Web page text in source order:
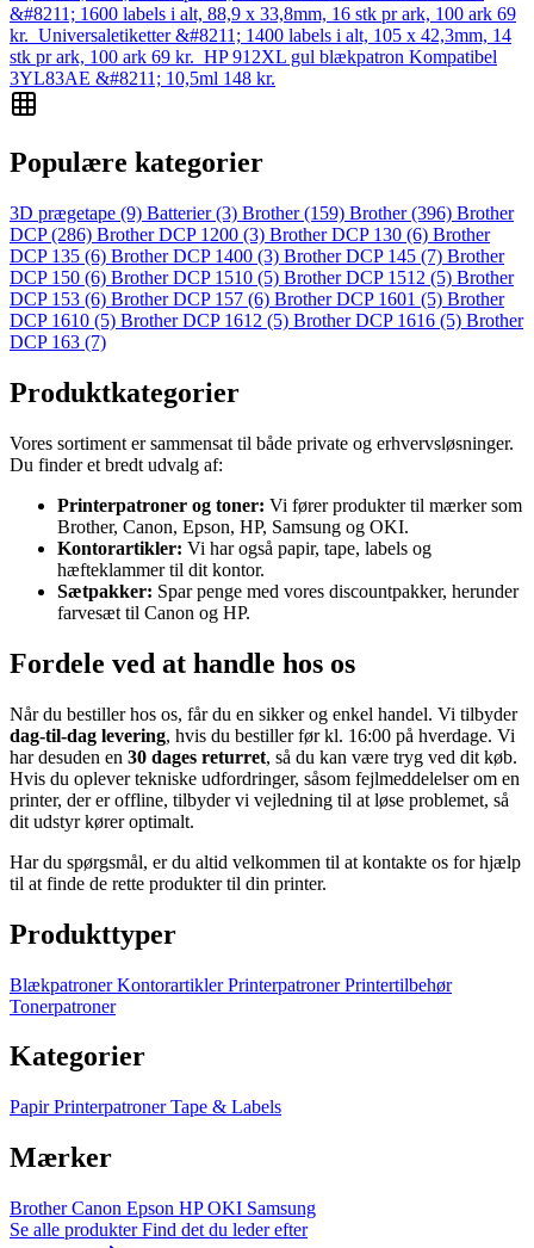
&#8211; 1600 labels i alt, 88,9 x 33,8mm, 16 stk pr ark, 100 ark 69
kr. Universaletiketter &#8211; 1400 labels i alt, 105 x 42,3mm, 14
stk pr ark, 100 ark 69 kr. HP 912XL gul blækpatron Kompatibel
3YL83AE &#8211; 10,5ml 148 kr.
Populære kategorier
3D prægetape (9) Batterier(3) Brother(159) Brother(396) Brother
DCP(286) Brother DCP 1200 (3) Brother DCP 130 (6) Brother
DCP 135 (6) Brother DCP 1400 (3) Brother DCP 145 (7) Brother
DCP 150 (6) Brother DCP 1510 (5) Brother DCP 1512 (5) Brother
DCP 153 (6) Brother DCP 157 (6) Brother DCP 1601 (5) Brother
DCP 1610 (5) Brother DCP 1612 (5) Brother DCP 1616 (5) Brother
DCP 163 (7)
Produktkategorier
Vores sortiment er sammensat til både private og erhvervsløsninger.
Du finder et bredt udvalg af:
Printerpatroner og toner: Vi fører produkter til mærker som
Brother, Canon, Epson, HP, Samsung og OKI.
Kontorartikler: Vi har også papir, tape, labels og
hæfteklammer til dit kontor.
Sætpakker: Spar penge med vores discountpakker, herunder
farvesæt til Canon og HP.
Fordele ved at handle hos os
Når du bestiller hos os, får du en sikker og enkel handel. Vi tilbyder
dag-til-dag levering, hvis du bestiller før kl. 16:00 på hverdage. Vi
har desuden en 30 dages returret, så du kan være tryg ved dit køb.
Hvis du oplever tekniske udfordringer, såsom fejlmeddelelser om en
printer, der er offline, tilbyder vi vejledning til at løse problemet, så
dit udstyr kører optimalt.
Har du spørgsmål, er du altid velkommen til at kontakte os for hjælp
til at finde de rette produkter til din printer.
Produkttyper
BlækpatronerKontorartiklerPrinterpatronerPrintertilbehør
Tonerpatroner
Kategorier
PapirPrinterpatronerTape & Labels
Mærker
BrotherCanon Epson HPOKI Samsung
Se alle produkterFind det du leder efter